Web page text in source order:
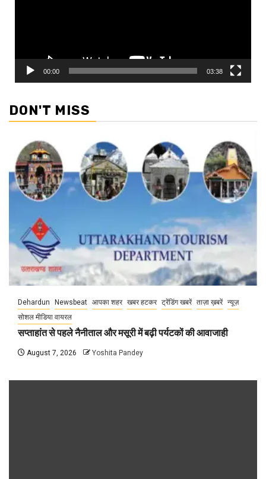
00:00 03:38
DON'T MISS
Dehardun Newsbeat आपका शहर खबर हटकर ट्रेंडिंग खबरें ताज़ा ख़बरें न्यूज़
सोशल मीडिया वायरल
सप्ताहांत से पहले नैनीताल और मसूरी में बढ़ी पर्यटकों की आवाजाही
August 7, 2026 Yoshita Pandey